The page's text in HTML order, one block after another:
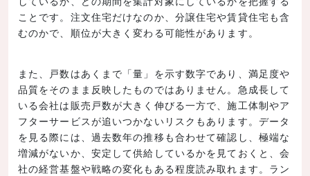
ことです。注文住宅だけなのか、分譲住宅や賃貸住宅も含
むのかで、順位が大きく変わる可能性があります。
また、戸数はあくまで「量」を示す数字であり、満足度や
品質をそのまま反映したものではありません。急成長して
いる会社は販売戸数が大きく伸びる一方で、施工体制やア
フターサービスが追いつかないリスクもあります。データ
を見る際には、過去数年の推移も合わせて確認し、極端な
増減がないか、安定して供給しているかを見ておくと、会
社の経営基盤や戦略の変化もある程度読み取れます。ラン